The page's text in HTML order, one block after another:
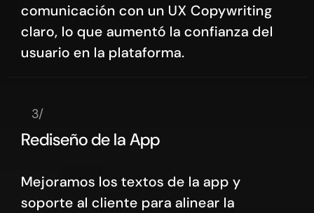
comunicación con un UX Copywriting
claro, lo que aumentó la confianza del
usuario en la plataforma.
3/
Rediseño de la App
Mejoramos los textos de la app y
soporte al cliente para alinear la